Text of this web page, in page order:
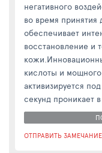
негативного
во время
обеспечивает
восстановление и
кислоты и
активизируется
секунд проникает
каждую клеточку
вызванные
возраста,
ОТПРАВИТЬ ЗАМЕЧАНИЕ